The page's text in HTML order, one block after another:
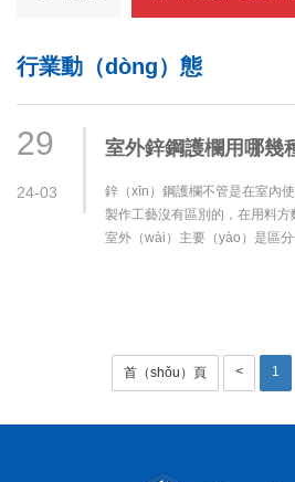
行業動（dòng）態
29
24-03
室外鋅鋼護欄用哪幾
鋅（xīn）鋼護欄不管是在室內
製作工藝沒有區別的，在用料
室外（wài）主要（yào）是區
首（shǒu）頁 < 1